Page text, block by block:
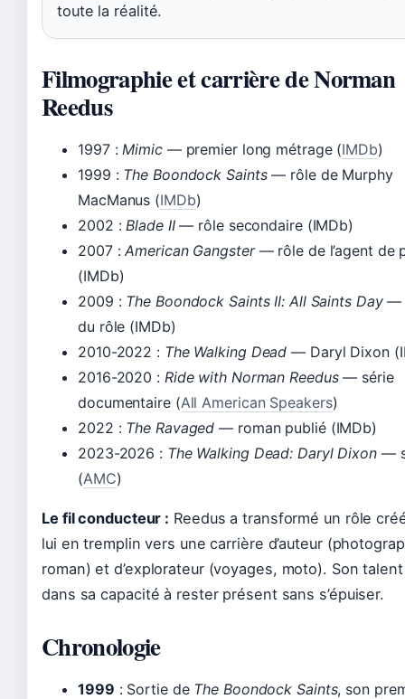
toute la réalité.
Filmographie et carrière de Norman
Reedus
1997 : Mimic— premier long métrage (IMDb)
1999 : The Boondock Saints— rôle de Murphy
MacManus (IMDb)
2002 : Blade II— rôle secondaire (IMDb)
2007 :American Gangster— rôle de l’agent de
(IMDb)
2009 : The Boondock Saints II: All Saints Day—
du rôle (IMDb)
2010-2022 : The Walking Dead — Daryl Dixon
2016-2020 : Ride with Norman Reedus— série
documentaire (All American Speakers)
2022 : The Ravaged — roman publié (IMDb)
2023-2026 : The Walking Dead: Daryl Dixon—
(AMC)
Le fil conducteur : Reedus a transformé un rôle
lui en tremplin vers une carrière d’auteur
roman) et d’explorateur (voyages, moto). Son
dans sa capacité à rester présent sans s’épuiser.
Chronologie
1999 : Sortie de The Boondock Saints, son